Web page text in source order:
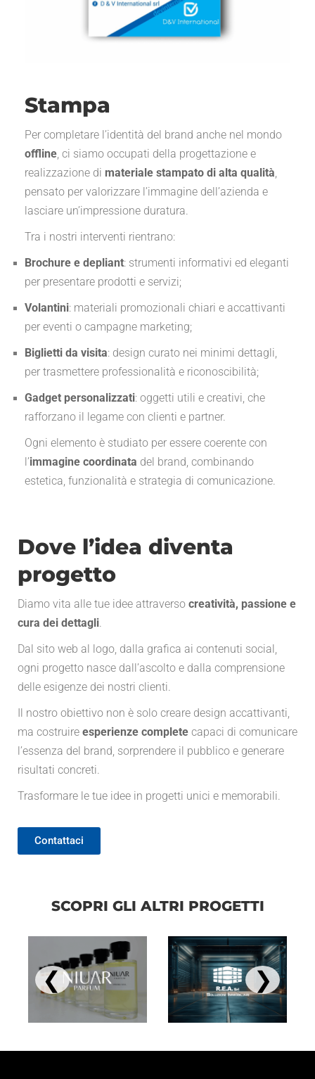
Stampa
Per completare l’identità del brand anche nel mondo
offline, ci siamo occupati della progettazione e
realizzazione di materiale stampato di alta qualità,
pensato per valorizzare l’immagine dell’azienda e
lasciare un’impressione duratura.
Tra i nostri interventi rientrano:
Brochure e depliant: strumenti informativi ed eleganti
per presentare prodotti e servizi;
Volantini: materiali promozionali chiari e accattivanti
per eventi o campagne marketing;
Biglietti da visita: design curato nei minimi dettagli,
per trasmettere professionalità e riconoscibilità;
Gadget personalizzati: oggetti utili e creativi, che
rafforzano il legame con clienti e partner.
Ogni elemento è studiato per essere coerente con
l’immagine coordinata del brand, combinando
estetica, funzionalità e strategia di comunicazione.
Dove l’idea diventa
progetto
Diamo vita alle tue idee attraverso creatività, passione e
cura dei dettagli.
Dal sito web al logo, dalla grafica ai contenuti social,
ogni progetto nasce dall’ascolto e dalla comprensione
delle esigenze dei nostri clienti.
Il nostro obiettivo non è solo creare design accattivanti,
ma costruire esperienze complete capaci di comunicare
l’essenza del brand, sorprendere il pubblico e generare
risultati concreti.
Trasformare le tue idee in progetti unici e memorabili.
Contattaci
SCOPRI GLI ALTRI PROGETTI
❮ ❯